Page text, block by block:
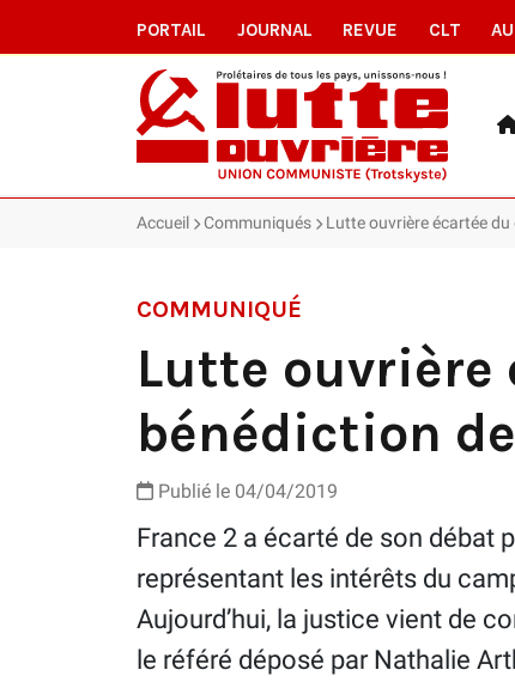
PORTAIL JOURNAL REVUE CLT
Accueil Communiqués Lutte ouvrière écartée du
COMMUNIQUÉ
Lutte ouvrière
bénédiction
Publié le 04/04/2019
France 2 a écarté de son débat
représentant les intérêts du
Aujourd’hui, la justice vient de
le référé déposé par Nathalie